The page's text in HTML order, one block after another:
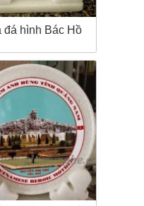
đá hình Bác Hồ